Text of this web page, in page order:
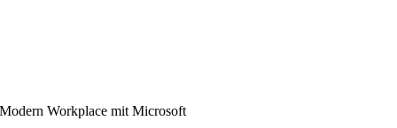
Modern Workplace mit Microsoft